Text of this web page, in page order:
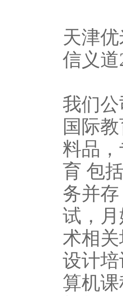
天津
信义
我们
国际
料品
育 包
务并
试，
术相
设计
算机